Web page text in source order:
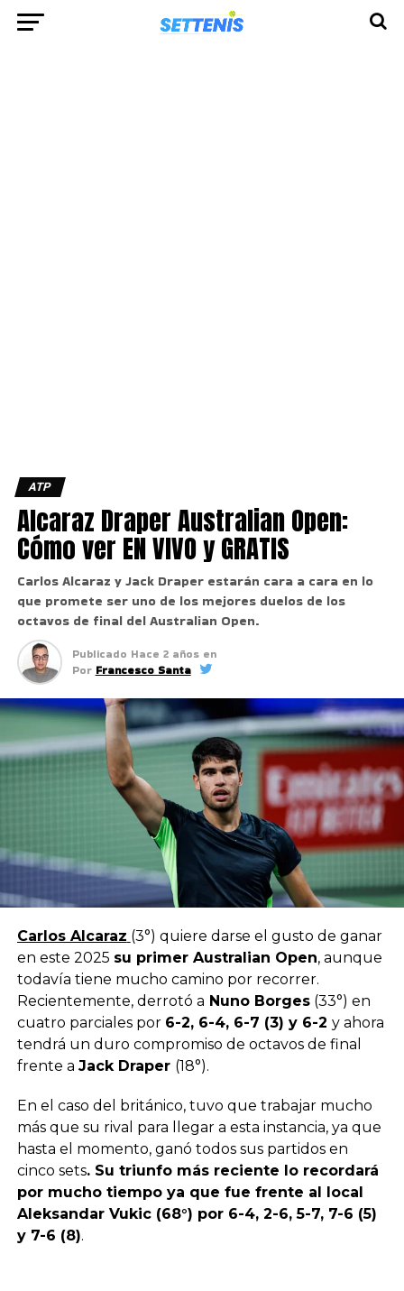
ATP
Alcaraz Draper Australian Open:
Cómo ver EN VIVO y GRATIS
Carlos Alcaraz y Jack Draper estarán cara a cara en lo
que promete ser uno de los mejores duelos de los
octavos de final del Australian Open.
Publicado Hace 2 años en
Por Francesco Santa
Carlos Alcaraz (3°) quiere darse el gusto de ganar
en este 2025 su primer Australian Open, aunque
todavía tiene mucho camino por recorrer.
Recientemente, derrotó a Nuno Borges(33°) en
cuatro parciales por 6-2, 6-4, 6-7 (3) y 6-2 y ahora
tendrá un duro compromiso de octavos de final
frente a Jack Draper (18°).
En el caso del británico, tuvo que trabajar mucho
más que su rival para llegar a esta instancia, ya que
hasta el momento, ganó todos sus partidos en
cinco sets. Su triunfo más reciente lo recordará
por mucho tiempo ya que fue frente al local
Aleksandar Vukic (68°) por 6-4, 2-6, 5-7, 7-6 (5)
y 7-6 (8).